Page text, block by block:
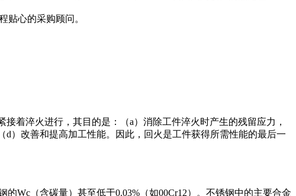
贴心的采购顾问。
着淬火进行，其目的是：（a）消除工件淬火时产生的残留应力，
）改善和提高加工性能。因此，回火是工件获得所需性能的最后一
Wc（含碳量）甚至低于0.03%（如00Cr12）。不锈钢中的主要合金